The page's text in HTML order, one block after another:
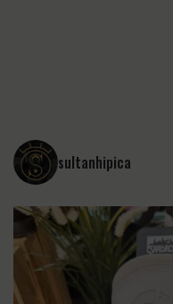
sultanhipica